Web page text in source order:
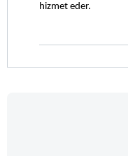
hizmet eder.